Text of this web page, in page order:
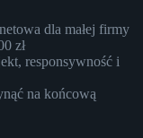
dla małej firmy
zł
responsywność i
na końcową